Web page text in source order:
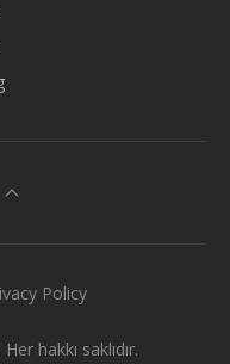
hakkı saklıdır.
Policy